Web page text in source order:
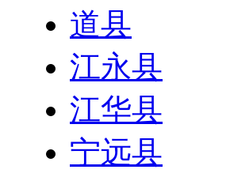
道县
江永县
江华县
宁远县